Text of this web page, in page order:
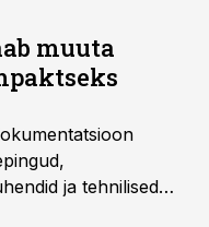
muuta
ja tehnilised